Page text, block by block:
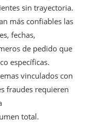
sin trayectoria.
más confiables las
fechas,
de pedido que
específicas.
vinculados con
fraudes requieren
total.